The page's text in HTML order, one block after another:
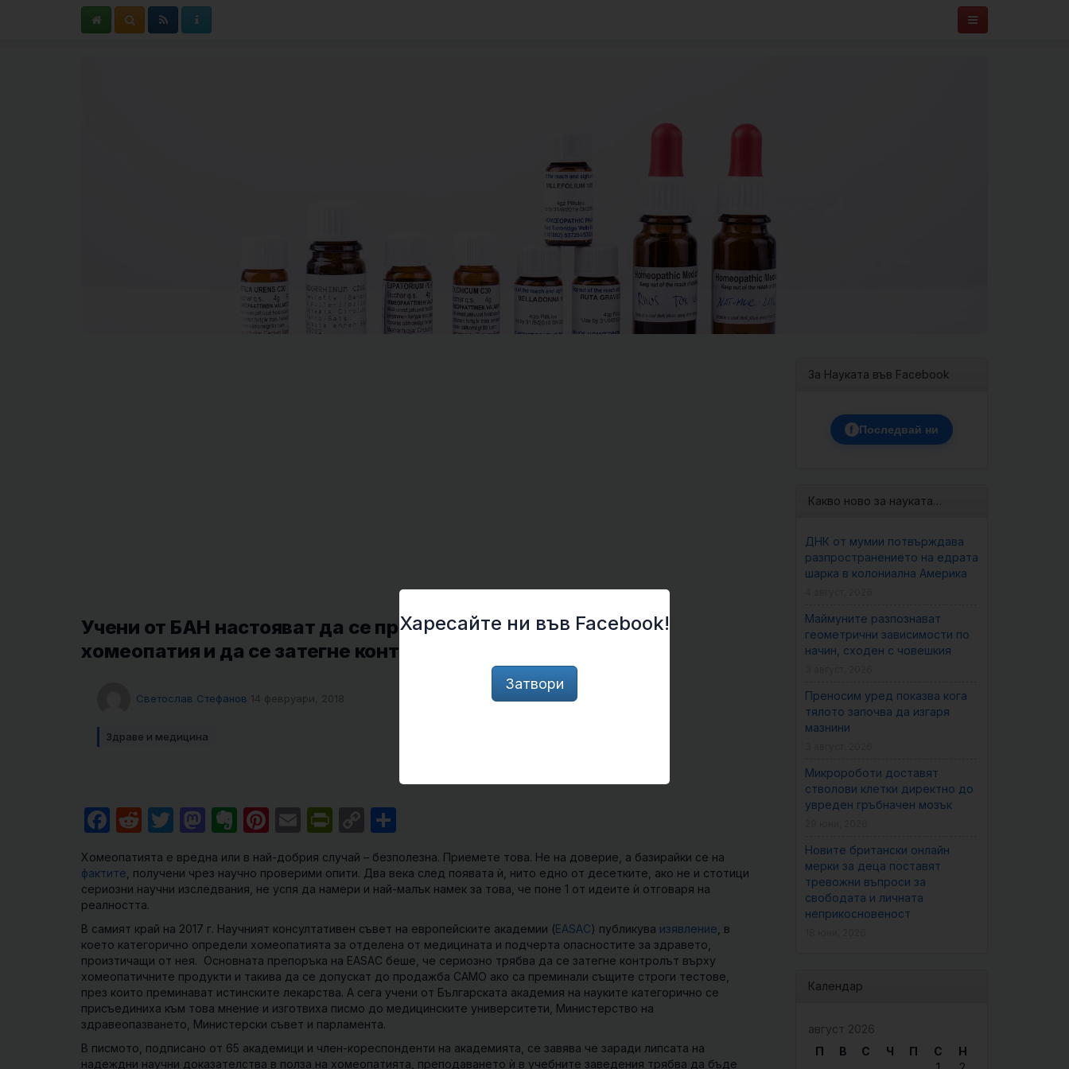
Учени от БАН настояват да се преустанови изучаването на
хомеопатия и да се затегне контрола върху тези продукти
Светослав Стефанов 14 февруари, 2018
Здраве и медицина
Facebook
RedditTwitter
Mastodon
Evernote
Pinterest
EmailPrintFriendly
Copy
Link
Хомеопатията е вредна или в най-добрия случай – безполезна. Приемете това. Не на доверие, а базирайки се на
фактите , получени чрез научно проверими опити. Два века след появата ѝ, нито едно от десетките, ако не и стотици
сериозни научни изследвания, не успя да намери и най-малък намек за това, че поне 1 от идеите ѝ отговаря на
реалността.
В самият край на 2017 г. Научният консултативен съвет на европейските академии (EASAC) публикува изявление , в
което категорично определи хомеопатията за отделена от медицината и подчерта опасностите за здравето,
произтичащи от нея. Основната препоръка на EASAC беше, че сериозно трябва да се затегне контролът върху
хомеопатичните продукти и такива да се допускат до продажба САМО ако са преминали същите строги тестове,
през които преминават истинските лекарства. А сега учени от Българската академия на науките категорично се
присъединиха към това мнение и изготвиха писмо до медицинските университети, Министерство на
здравеопазването, Министерски съвет и парламента.
В писмото, подписано от 65 академици и член-кореспонденти на академията, се завява че заради липсата на
надеждни научни доказателства в полза на хомеопатията, преподаването ѝ в учебните заведения трябва да бъде
За Науката във Facebook
f Последвай ни
Какво ново за науката…
ДНК от мумии потвърждава
разпространението на едрата
шарка в колониална Америка
Маймуните разпознават
геометрични зависимости по
начин, сходен с човешкия
Преносим уред показва кога
тялото започва да изгаря
мазнини
Микророботи доставят
стволови клетки директно до
увреден гръбначен мозък
Новите британски онлайн
мерки за деца поставят
тревожни въпроси за
свободата и личната
неприкосновеност
Календар
август 2026
П
В С Ч П С
Н
Харесайте ни във Facebook!
Затвори